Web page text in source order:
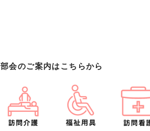
部会のご案内はこちらから